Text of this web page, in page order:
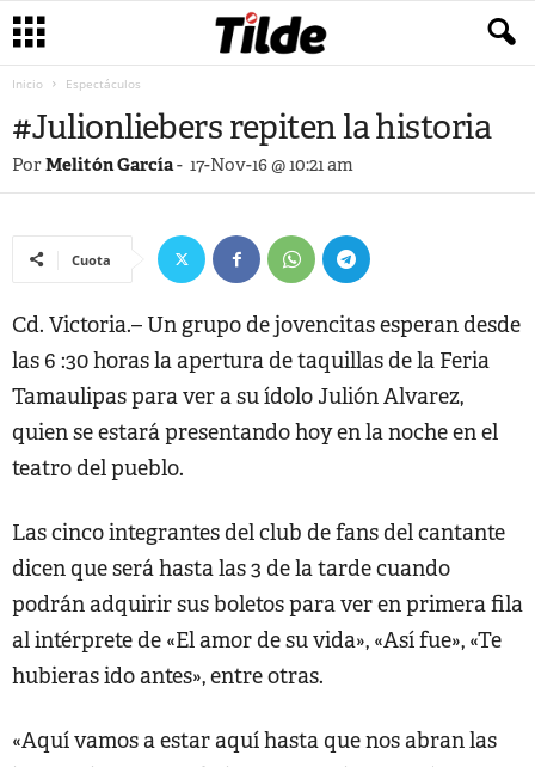
Inicio Espectáculos
#Julionliebers repiten la historia
PorMelitón García- 17-Nov-16 @ 10:21 am
Cuota
Cd. Victoria.– Un grupo de jovencitas esperan desde
las 6 :30 horas la apertura de taquillas de la Feria
Tamaulipas para ver a su ídolo Julión Alvarez,
quien se estará presentando hoy en la noche en el
teatro del pueblo.
Las cinco integrantes del club de fans del cantante
dicen que será hasta las 3 de la tarde cuando
podrán adquirir sus boletos para ver en primera fila
al intérprete de «El amor de su vida», «Así fue», «Te
hubieras ido antes», entre otras.
«Aquí vamos a estar aquí hasta que nos abran las